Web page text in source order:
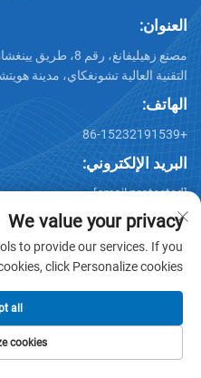
العنوان:
مصنع زهيليفانغ، رقم
التقنية العالية تشونغكاي، مدينة
الهاتف:
+86-15232191539
البريد الإلكتروني:
[email protected]
حقوق الطبع والنشر © شركة
المحدودة. جميع الحقوق
We value your privacy
to provide our services. If you
click Personalize cookies.
cookies
all